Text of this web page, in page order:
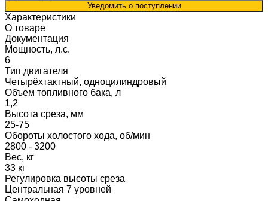
Уведомить о поступлении
Характеристики
О товаре
Документация
Мощность, л.с.
6
Тип двигателя
Четырёхтактный, одноцилиндровый
Объем топливного бака, л
1,2
Высота среза, мм
25-75
Обороты холостого хода, об/мин
2800 - 3200
Вес, кг
33 кг
Регулировка высоты среза
Центральная 7 уровней